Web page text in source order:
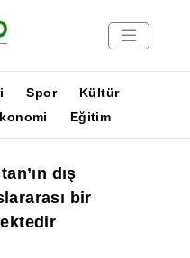
Spor
Kültür
Eğitim
dış
bir